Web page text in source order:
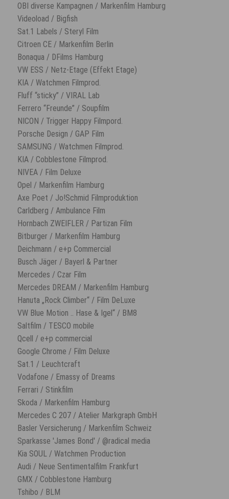
OBI diverse Kampagnen / Markenfilm Hamburg
Videoload / Bigfish
Sat.1 Labels / Steryl Film
Citroen CE / Markenfilm Berlin
Bonaqua / DFilms Hamburg
VW ESS / Netz-Etage (Effekt Etage)
KIA / Watchmen Filmprod.
Fluff “sticky” / VIRAL Lab
Ferrero “Freunde” / Soupfilm
NICON / Trigger Happy Filmpord.
Porsche Design / GAP Film
SAMSUNG / Watchmen Filmprod.
KIA / Cobblestone Filmprod.
NIVEA / Film Deluxe
Opel / Markenfilm Hamburg
Axe Poet / Jo!Schmid Filmproduktion
Carldberg / Ambulance Film
Hornbach ZWEIFLER / Partizan Film
Bitburger / Markenfilm Hamburg
Deichmann / e+p Commercial
Busch Jäger / Bayerl & Partner
Mercedes / Czar Film
Mercedes DREAM / Markenfilm Hamburg
Hanuta „Rock Climber“ / Film DeLuxe
VW Blue Motion .. Hase & Igel“ / BM8
Saltfilm / TESCO mobile
Qcell / e+p commercial
Google Chrome / Film Deluxe
Sat.1 / Leuchtcraft
Vodafone / Emassy of Dreams
Ferrari / Stinkfilm
Skoda / Markenfilm Hamburg
Mercedes C 207 / Atelier Markgraph GmbH
Basler Versicherung / Markenfilm Schweiz
Sparkasse 'James Bond' / @radical media
Kia SOUL / Watchmen Production
Audi / Neue Sentimentalfilm Frankfurt
GMX / Cobblestone Hamburg
Tshibo / BLM